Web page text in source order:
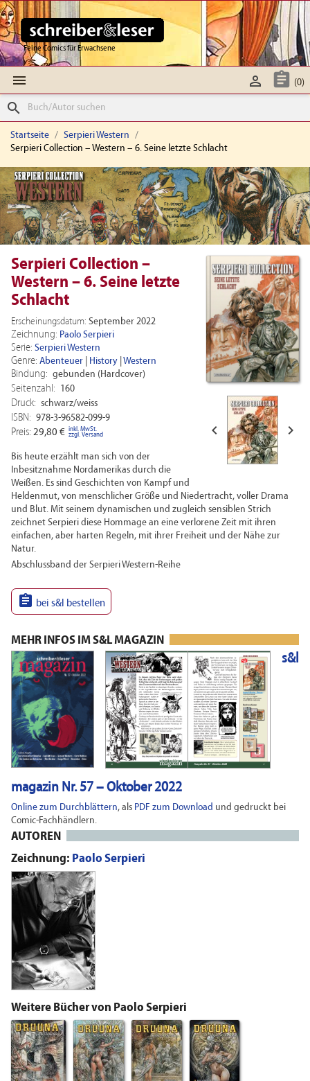
Feine Comics für Erwachsene
  (0)

search
Startseite
Serpieri Western
Serpieri Collection – Western – 6. Seine letzte Schlacht
 
Serpieri Collection –
Western – 6. Seine letzte
Schlacht
Erscheinungsdatum: September 2022
Zeichnung: Paolo Serpieri
Serie: Serpieri Western
Genre: Abenteuer History Western
Bindung: gebunden (Hardcover)
Seitenzahl: 160
Druck: schwarz/weiss
ISBN: 978-3-96582-099-9
Preis: 29,80 € inkl. MwSt.
zzgl. Versand
Bis heute erzählt man sich von der
Inbesitznahme Nordamerikas durch die
Weißen. Es sind Geschichten von Kampf und
Heldenmut, von menschlicher Größe und Niedertracht, voller Drama
und Blut. Mit seinem dynamischen und zugleich sensiblen Strich
zeichnet Serpieri diese Hommage an eine verlorene Zeit mit ihren
einfachen, aber harten Regeln, mit ihrer Freiheit und der Nähe zur
Natur.
Abschlussband der Serpieri Western-Reihe
 bei s&l bestellen
MEHR INFOS IM S&L MAGAZIN
s&l
magazin Nr. 57 – Oktober 2022
Online zum Durchblättern, als PDF zum Download und gedruckt bei
Comic-Fachhändlern.
AUTOREN
Zeichnung: Paolo Serpieri
Weitere Bücher von Paolo Serpieri